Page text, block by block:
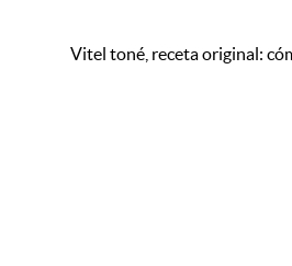
Vitel toné, receta original: